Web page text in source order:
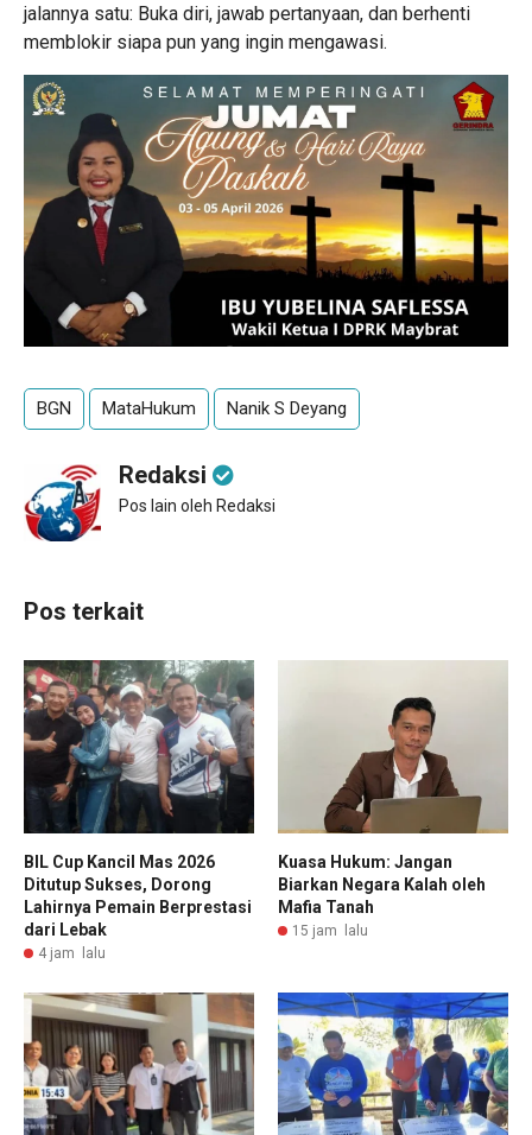
jalannya satu: Buka diri, jawab pertanyaan, dan berhenti
memblokir siapa pun yang ingin mengawasi.
BGN MataHukum Nanik S Deyang
Redaksi
Pos lain oleh Redaksi
Pos terkait
BIL Cup Kancil Mas 2026
Ditutup Sukses, Dorong
Lahirnya Pemain Berprestasi
dari Lebak
4 jam lalu
Kuasa Hukum: Jangan
Biarkan Negara Kalah oleh
Mafia Tanah
15 jam lalu